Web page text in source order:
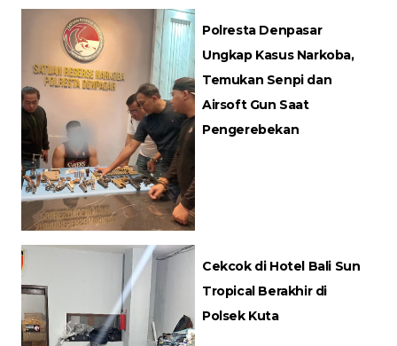
Polresta Denpasar
Ungkap Kasus Narkoba,
Temukan Senpi dan
Airsoft Gun Saat
Pengerebekan
Cekcok di Hotel Bali Sun
Tropical Berakhir di
Polsek Kuta